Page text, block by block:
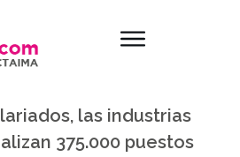
las industrias
375.000 puestos